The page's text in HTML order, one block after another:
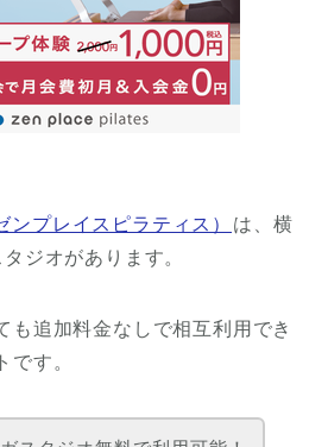
プレイスピラティス）
は、横
ジオがあります。
も追加料金なしで相互利用でき
です。